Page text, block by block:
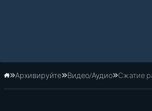
Главная
Архивируйте Видео/Аудио Сжатие